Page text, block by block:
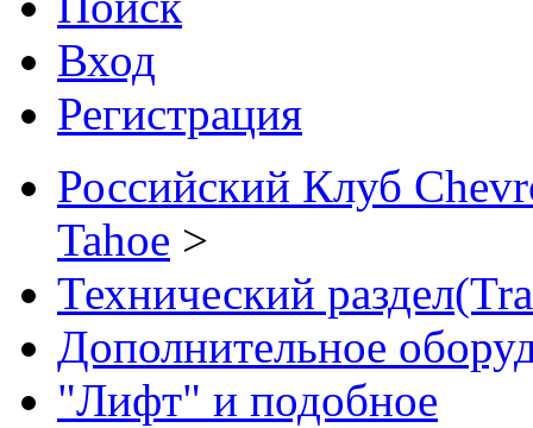
Вход
Регистрация
Российский Клуб
Tahoe >
Технический
Дополнительное
"Лифт" и подобное